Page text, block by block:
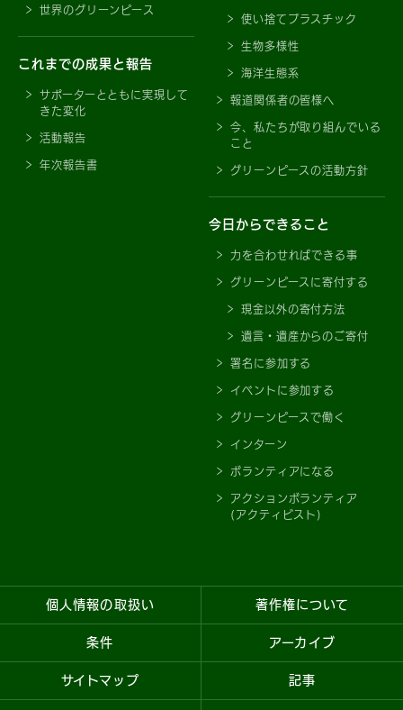
世界のグリーンピース
これまでの成果と報告
サポーターとともに実現して
きた変化
活動報告
年次報告書
使い捨てプラスチック
生物多様性
海洋生態系
報道関係者の皆様へ
今、私たちが取り組んでいる
こと
グリーンピースの活動方針
今日からできること
力を合わせればできる事
グリーンピースに寄付する
現金以外の寄付方法
遺言・遺産からのご寄付
署名に参加する
イベントに参加する
グリーンピースで働く
インターン
ボランティアになる
アクションボランティア
(アクティビスト)
個人情報の取扱い 著作権について
条件 アーカイブ
サイトマップ 記事